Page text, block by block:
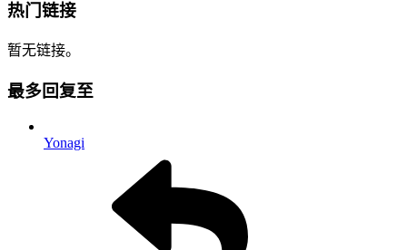
热门链接
暂无链接。
最多回复至
Yonagi